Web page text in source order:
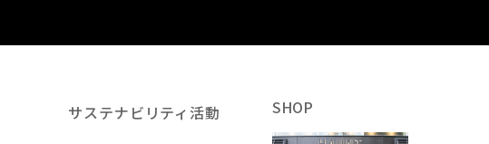
サステナビリティ活動
SHOP